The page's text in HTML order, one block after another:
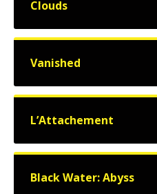
Clouds
Vanished
L’Attachement
Black Water: Abyss